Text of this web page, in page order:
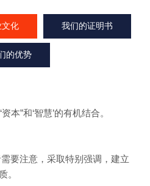
文化 我们的证明书
的优势
本”和‘智慧’的有机结合。
要注意，采取特别强调，建立
。